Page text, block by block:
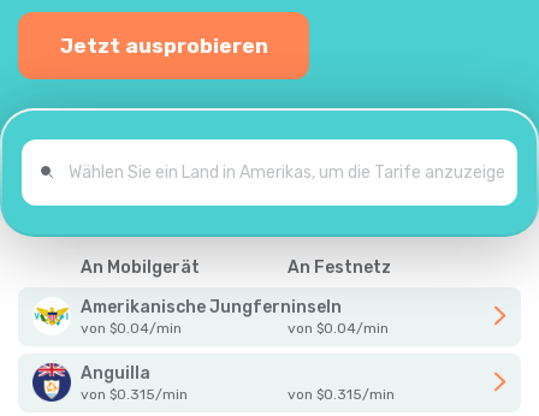
Jetzt ausprobieren
An Mobilgerät
An Festnetz
Amerikanische Jungferninseln
von $0.04/min von $0.04/min
Anguilla
von $0.315/min von $0.315/min